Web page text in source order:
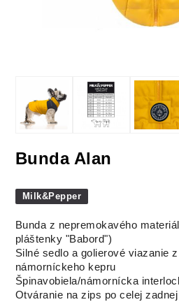
Bunda Alan
Milk&Pepper
Bunda z nepremokavého
pláštenky "Babord")
Silné sedlo a golierové viazanie
námorníckeho kepru
Špinavobiela/námornícka
Otváranie na zips po celej